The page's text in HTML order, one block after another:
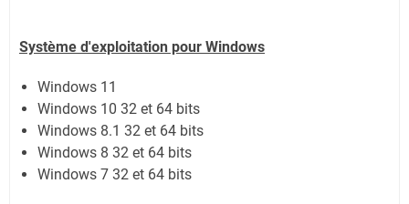
Système d'exploitation pour Windows
Windows 11
Windows 10 32 et 64 bits
Windows 8.1 32 et 64 bits
Windows 8 32 et 64 bits
Windows 7 32 et 64 bits